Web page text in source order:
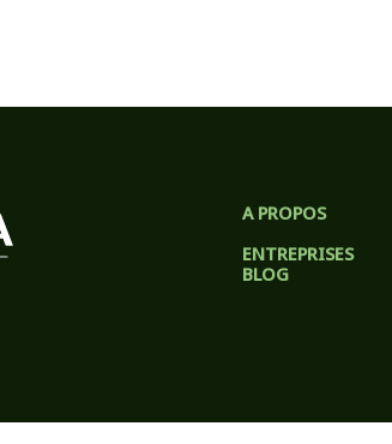
A PROPOS
ENTREPRISES
BLOG